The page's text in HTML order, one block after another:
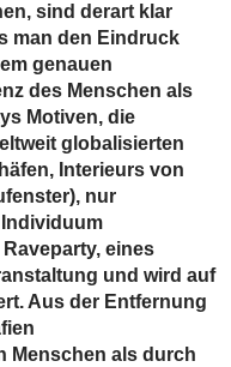
sind derart klar
man den Eindruck
genauen
des Menschen als
Motiven, die
globalisierten
Interieurs von
nur
eines
und wird auf
Aus der Entfernung
Menschen als durch